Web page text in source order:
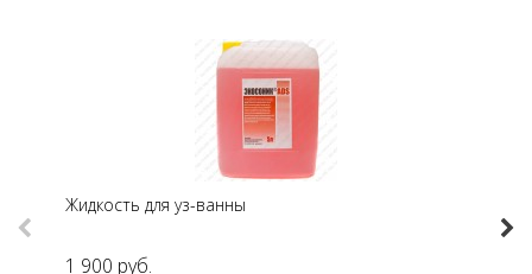
Previous
Жидкость для уз-ванны
1 900 руб.